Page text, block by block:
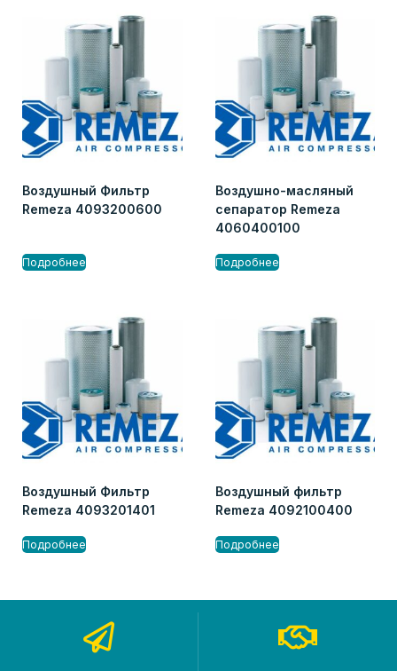
Воздушный Фильтр
Remeza 4093200600
Подробнее
Воздушно-масляный
сепаратор Remeza
4060400100
Подробнее
Воздушный Фильтр
Remeza 4093201401
Подробнее
Воздушный фильтр
Remeza 4092100400
Подробнее